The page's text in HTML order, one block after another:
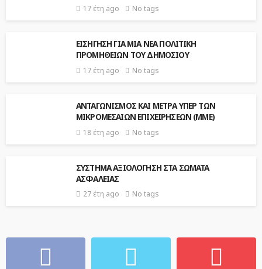
17 έτη ago No tags
ΕΙΣΗΓΗΣΗ ΓΙΑ ΜΙΑ ΝΕΑ ΠΟΛΙΤΙΚΗ
ΠΡΟΜΗΘΕΙΩΝ ΤΟΥ ΔΗΜΟΣΙΟΥ
17 έτη ago No tags
ΑΝΤΑΓΩΝΙΣΜΟΣ ΚΑΙ ΜΕΤΡΑ ΥΠΕΡ ΤΩΝ
ΜΙΚΡΟΜΕΣΑΙΩΝ ΕΠΙΧΕΙΡΗΣΕΩΝ (ΜΜΕ)
18 έτη ago No tags
ΣΥΣΤΗΜΑ ΑΞΙΟΛΟΓΗΣΗ ΣΤΑ ΣΩΜΑΤΑ
ΑΣΦΑΛΕΙΑΣ
27 έτη ago No tags